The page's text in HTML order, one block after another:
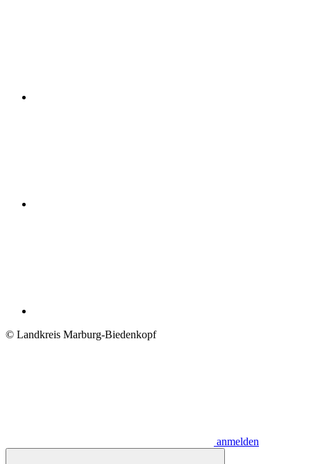
© Landkreis Marburg-Biedenkopf
anmelden